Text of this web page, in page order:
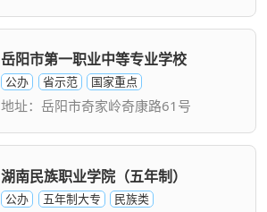
岳阳市第一职业中等专业学校
公办 省示范 国家重点
地址：岳阳市奇家岭奇康路61号
湖南民族职业学院（五年制）
公办 五年制大专 民族类